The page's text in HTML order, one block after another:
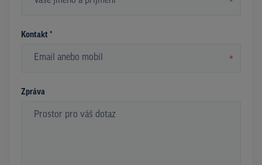
*
Kontakt *
*
Zpráva